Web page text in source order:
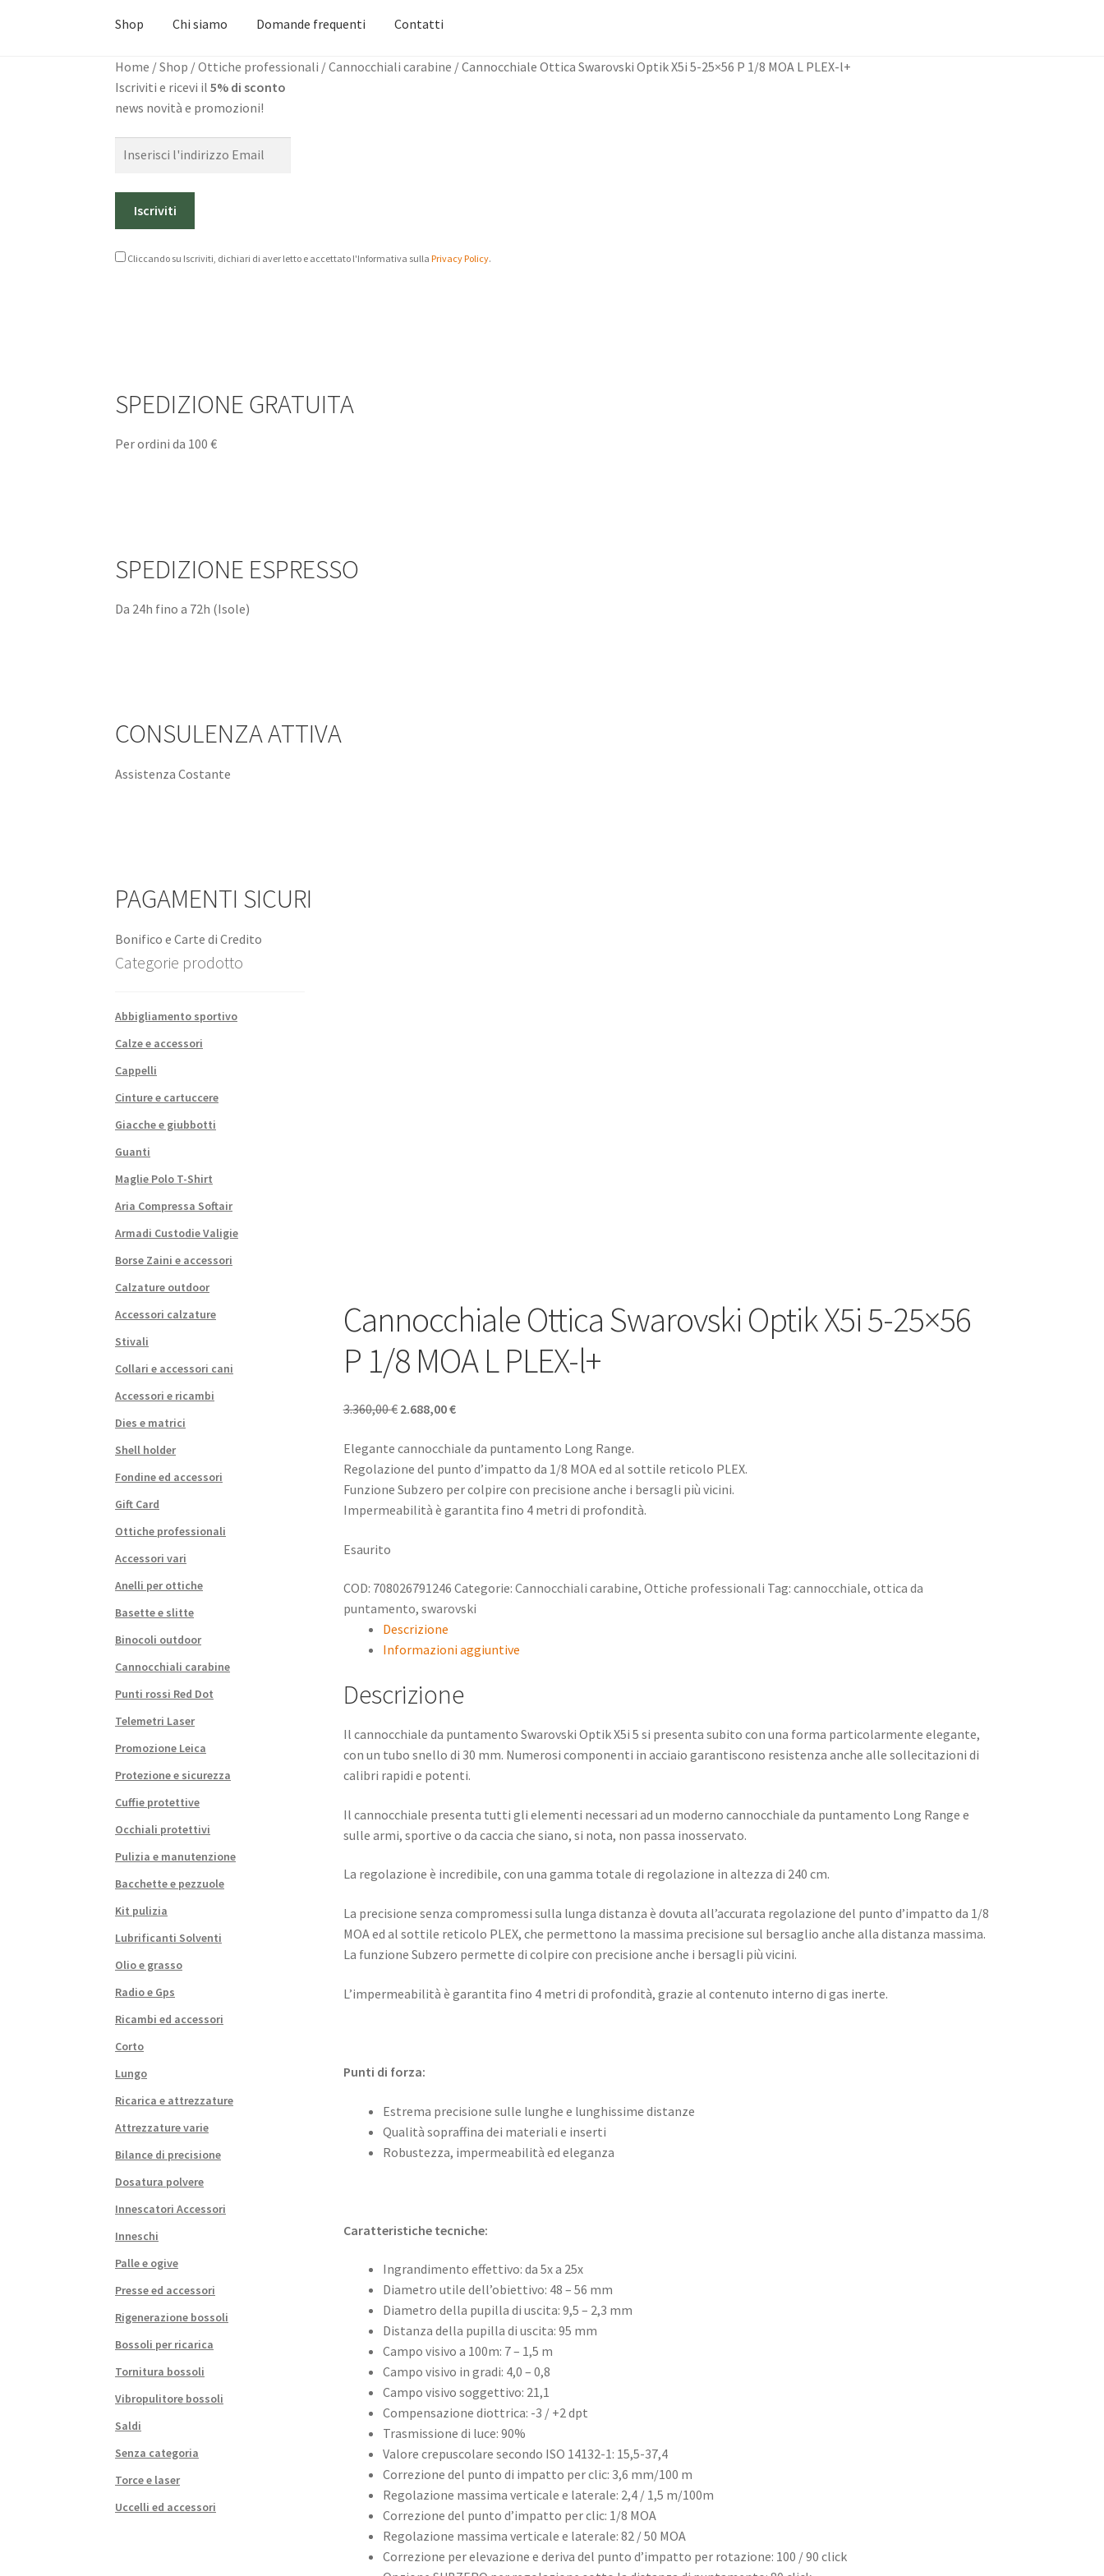
Shop Chi siamo Domande frequenti Contatti
Home /Shop /Ottiche professionali /Cannocchiali carabine /Cannocchiale Ottica Swarovski Optik X5i 5-25×56 P 1/8 MOA L PLEX-l+
Iscriviti e ricevi il5% di sconto
news novità e promozioni!
Cliccando su Iscriviti, dichiari di aver letto e accettato l'Informativa sullaPrivacy Policy.
SPEDIZIONE GRATUITA
Per ordini da 100 €
SPEDIZIONE ESPRESSO
Da 24h fino a 72h (Isole)
CONSULENZA ATTIVA
Assistenza Costante
PAGAMENTI SICURI
Bonifico e Carte di Credito
Cannocchiale Ottica Swarovski Optik X5i 5-25×56
P 1/8 MOA L PLEX-l+
3.360,00€ Il
originale
era:
3.360,00 €.
2.688,00€Il
attuale
è:
2.688,00 €.
Elegante cannocchiale da puntamento Long Range.
Regolazione del punto d’impatto da 1/8 MOA ed al sottile reticolo PLEX.
Funzione Subzero per colpire con precisione anche i bersagli più vicini.
Impermeabilità è garantita fino 4 metri di profondità.
Esaurito
COD: 708026791246 Categorie: Cannocchiali carabine, Ottiche professionali Tag: cannocchiale, ottica da
puntamento, swarovski
Descrizione
Informazioni aggiuntive
Descrizione
Il cannocchiale da puntamento Swarovski Optik X5i 5 si presenta subito con una forma particolarmente elegante,
con un tubo snello di 30 mm. Numerosi componenti in acciaio garantiscono resistenza anche alle sollecitazioni di
calibri rapidi e potenti.
Il cannocchiale presenta tutti gli elementi necessari ad un moderno cannocchiale da puntamento Long Range e
sulle armi, sportive o da caccia che siano, si nota, non passa inosservato.
La regolazione è incredibile, con una gamma totale di regolazione in altezza di 240 cm.
La precisione senza compromessi sulla lunga distanza è dovuta all’accurata regolazione del punto d’impatto da 1/8
MOA ed al sottile reticolo PLEX, che permettono la massima precisione sul bersaglio anche alla distanza massima.
La funzione Subzero permette di colpire con precisione anche i bersagli più vicini.
L’impermeabilità è garantita fino 4 metri di profondità, grazie al contenuto interno di gas inerte.
Punti di forza:
Estrema precisione sulle lunghe e lunghissime distanze
Qualità sopraffina dei materiali e inserti
Robustezza, impermeabilità ed eleganza
Caratteristiche tecniche:
Ingrandimento effettivo: da 5x a 25x
Diametro utile dell’obiettivo: 48 – 56 mm
Diametro della pupilla di uscita: 9,5 – 2,3 mm
Distanza della pupilla di uscita: 95 mm
Campo visivo a 100m: 7 – 1,5 m
Campo visivo in gradi: 4,0 – 0,8
Campo visivo soggettivo: 21,1
Compensazione diottrica: -3 / +2 dpt
Trasmissione di luce: 90%
Valore crepuscolare secondo ISO 14132-1: 15,5-37,4
Correzione del punto di impatto per clic: 3,6 mm/100 m
Regolazione massima verticale e laterale: 2,4 / 1,5 m/100m
Correzione del punto d’impatto per clic: 1/8 MOA
Regolazione massima verticale e laterale: 82 / 50 MOA
Correzione per elevazione e deriva del punto d’impatto per rotazione: 100 / 90 click
Categorie prodotto
Abbigliamento sportivo
Calze e accessori
Cappelli
Cinture e cartuccere
Giacche e giubbotti
Guanti
Maglie Polo T-Shirt
Aria Compressa Softair
Armadi Custodie Valigie
Borse Zaini e accessori
Calzature outdoor
Accessori calzature
Stivali
Collari e accessori cani
Accessori e ricambi
Dies e matrici
Shell holder
Fondine ed accessori
Gift Card
Ottiche professionali
Accessori vari
Anelli per ottiche
Basette e slitte
Binocoli outdoor
Cannocchiali carabine
Punti rossi Red Dot
Telemetri Laser
Promozione Leica
Protezione e sicurezza
Cuffie protettive
Occhiali protettivi
Pulizia e manutenzione
Bacchette e pezzuole
Kit pulizia
Lubrificanti Solventi
Olio e grasso
Radio e Gps
Ricambi ed accessori
Corto
Lungo
Ricarica e attrezzature
Attrezzature varie
Bilance di precisione
Dosatura polvere
Innescatori Accessori
Inneschi
Palle e ogive
Presse ed accessori
Rigenerazione bossoli
Bossoli per ricarica
Tornitura bossoli
Vibropulitore bossoli
Saldi
Senza categoria
Torce e laser
Uccelli ed accessori